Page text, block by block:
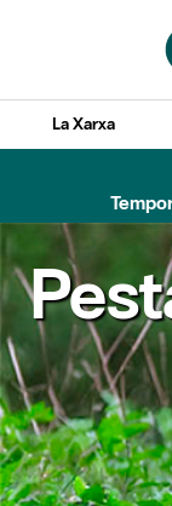
Salta al contingut
La Xarxa